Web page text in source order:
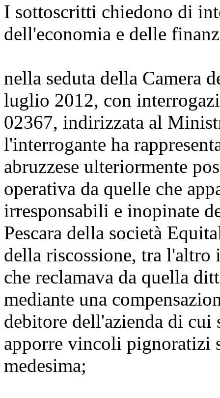
I sottoscritti chiedono di
dell'economia e delle
nella seduta della Camera
luglio 2012, con
02367, indirizzata al
l'interrogante ha
abruzzese ulteriormente
operativa da quelle che
irresponsabili e inopinate
Pescara della società
della riscossione, tra l'altro
che reclamava da quella
mediante una
debitore dell'azienda di
apporre vincoli pignoratizi
medesima;